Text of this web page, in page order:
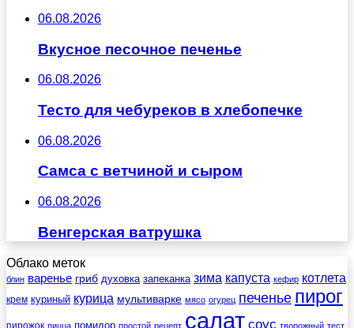
06.08.2026
Вкусное песочное печенье
06.08.2026
Тесто для чебуреков в хлебопечке
06.08.2026
Самса с ветчиной и сыром
06.08.2026
Венгерская ватрушка
Облако меток
блин варенье гриб духовка запеканка зима капуста кефир котлета
крем куриный курица мультиварке мясо огурец печенье пирог
пирожок пицца помидор простой рецепт салат соус творожный тест